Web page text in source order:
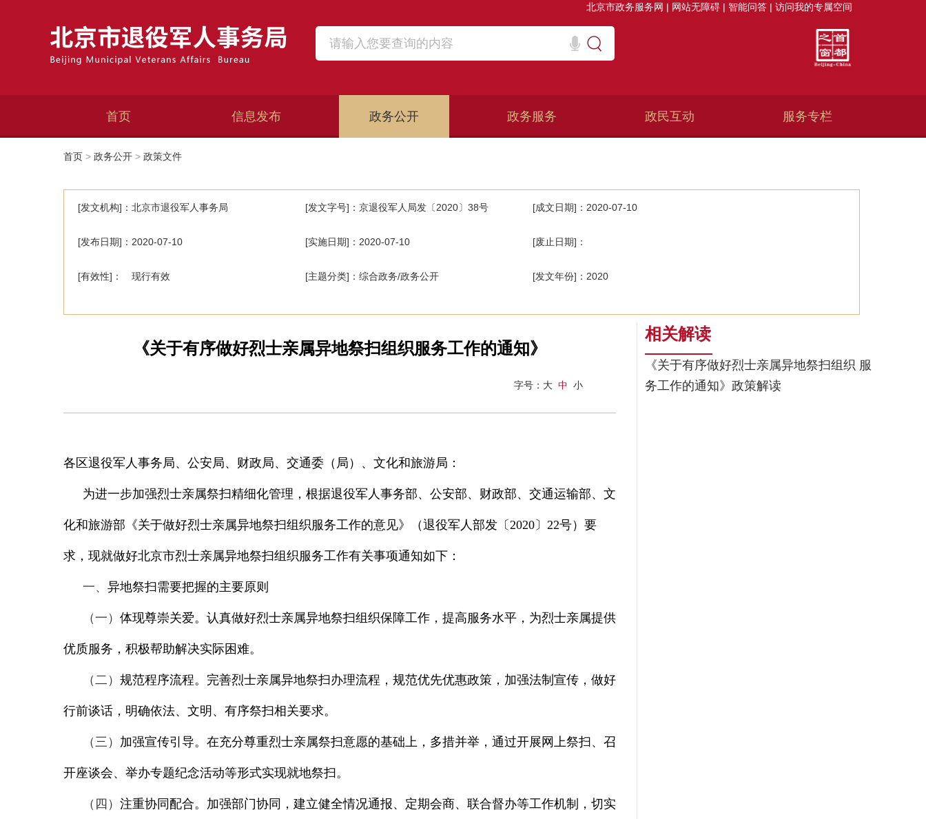
北京市政务服务网 | 网站无障碍 | 智能问答 | 访问我的专属空间
首页 信息发布 政务公开 政务服务 政民互动 服务专栏
首页 > 政务公开 > 政策文件
[发文机构]：北京市退役军人事务局 [发文字号]：京退役军人局发〔2020〕38号 [成文日期]：2020-07-10
[发布日期]：2020-07-10 [实施日期]：2020-07-10 [废止日期]：
[有效性]： 现行有效 [主题分类]：综合政务/政务公开 [发文年份]：2020
《关于有序做好烈士亲属异地祭扫组织服务工作的通知》
字号： 大 中 小
各区退役军人事务局、公安局、财政局、交通委（局）、文化和旅游局：
为进一步加强烈士亲属祭扫精细化管理，根据退役军人事务部、公安部、财政部、交通运输部、文
化和旅游部《关于做好烈士亲属异地祭扫组织服务工作的意见》（退役军人部发〔 2020 〕 22号）要
求，现就做好北京市烈士亲属异地祭扫组织服务工作有关事项通知如下：
一、 异地祭扫需要把握的主要原则
（一） 体现尊崇关爱。 认真做好烈士亲属异地祭扫组织保障工作，提高服务水平，为烈士亲属提供
优质服务，积极帮助解决实际困难。
（二） 规范程序流程。 完善烈士亲属异地祭扫办理流程，规范优先优惠政策，加强法制宣传，做好
行前谈话，明确依法、文明、有序祭扫相关要求。
（三） 加强宣传引导。 在充分尊重烈士亲属祭扫意愿的基础上，多措并举，通过开展网上祭扫、召
开座谈会、举办专题纪念活动等形式实现就地祭扫。
（四） 注重协同配合。 加强部门协同，建立健全情况通报、定期会商、联合督办等工作机制，切实
相关解读
《关于有序做好烈士亲属异地祭扫组织 服
务工作的通知》政策解读